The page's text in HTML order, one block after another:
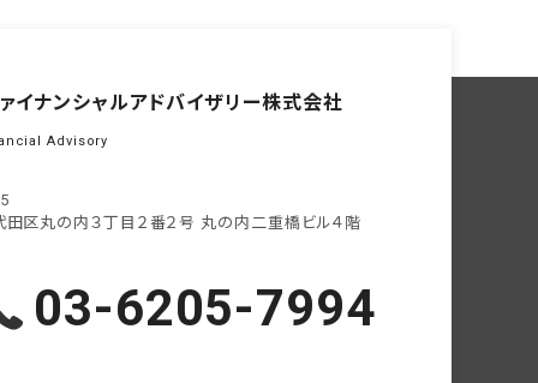
イナンシャルアドバイザリー株式会社
Advisory
区丸の内３丁目２番２号 丸の内二重橋ビル４階
03-6205-7994